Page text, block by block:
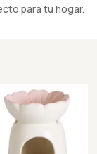
para tu hogar.